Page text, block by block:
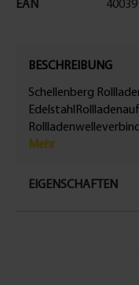
EAN
BESCHREIBUNG
Schellenberg
Mehr
EIGENSCHAFTEN